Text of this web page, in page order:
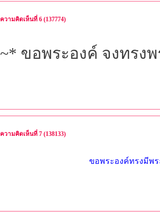
ความคิดเห็นที่ 6 (137774)
~* ขอพระองค์ จงทรง
ความคิดเห็นที่ 7 (138133)
ขอพระองค์ทรงมีพ